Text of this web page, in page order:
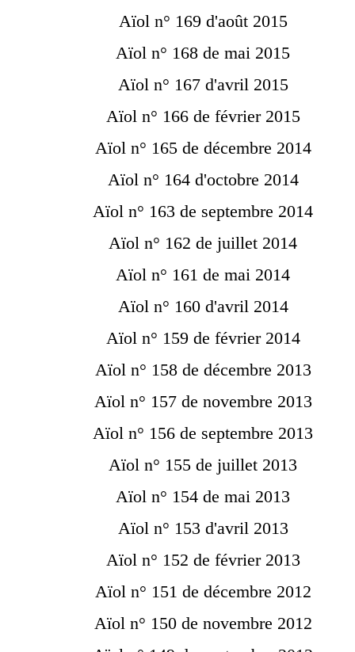
Aïol n° 169 d'août 2015
Aïol n° 168 de mai 2015
Aïol n° 167 d'avril 2015
Aïol n° 166 de février 2015
Aïol n° 165 de décembre 2014
Aïol n° 164 d'octobre 2014
Aïol n° 163 de septembre 2014
Aïol n° 162 de juillet 2014
Aïol n° 161 de mai 2014
Aïol n° 160 d'avril 2014
Aïol n° 159 de février 2014
Aïol n° 158 de décembre 2013
Aïol n° 157 de novembre 2013
Aïol n° 156 de septembre 2013
Aïol n° 155 de juillet 2013
Aïol n° 154 de mai 2013
Aïol n° 153 d'avril 2013
Aïol n° 152 de février 2013
Aïol n° 151 de décembre 2012
Aïol n° 150 de novembre 2012